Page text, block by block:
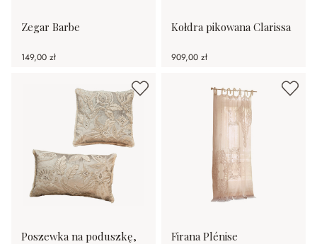
Zegar Barbe
149,00 zł
Kołdra pikowana Clarissa
909,00 zł
Poszewka na poduszkę,
Firana Plénise